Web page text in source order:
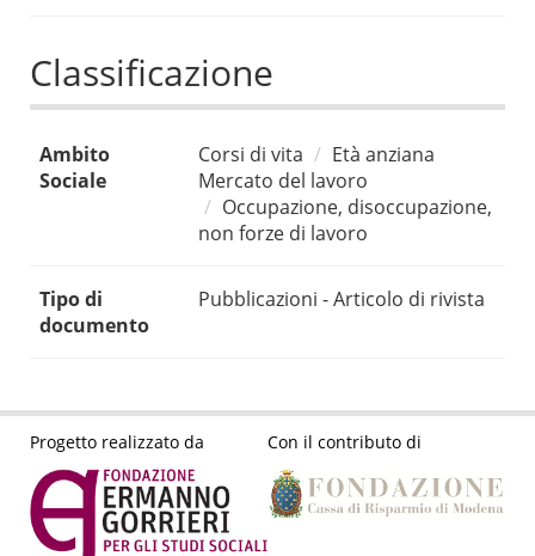
Classificazione
Ambito
Sociale
Corsi di vita
Età anziana
Mercato del lavoro
Occupazione, disoccupazione,
non forze di lavoro
Tipo di
documento
Pubblicazioni - Articolo di rivista
Progetto realizzato da Con il contributo di